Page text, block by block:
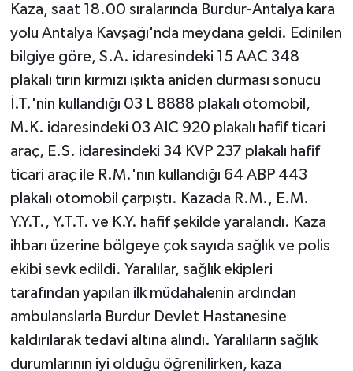
Kaza, saat 18.00 sıralarında Burdur-Antalya kara
yolu Antalya Kavşağı'nda meydana geldi. Edinilen
bilgiye göre, S.A. idaresindeki 15 AAC 348
plakalı tırın kırmızı ışıkta aniden durması sonucu
İ.T.'nin kullandığı 03 L 8888 plakalı otomobil,
M.K. idaresindeki 03 AIC 920 plakalı hafif ticari
araç, E.S. idaresindeki 34 KVP 237 plakalı hafif
ticari araç ile R.M.'nın kullandığı 64 ABP 443
plakalı otomobil çarpıştı. Kazada R.M., E.M.
Y.Y.T., Y.T.T. ve K.Y. hafif şekilde yaralandı. Kaza
ihbarı üzerine bölgeye çok sayıda sağlık ve polis
ekibi sevk edildi. Yaralılar, sağlık ekipleri
tarafından yapılan ilk müdahalenin ardından
ambulanslarla Burdur Devlet Hastanesine
kaldırılarak tedavi altına alındı. Yaralıların sağlık
durumlarının iyi olduğu öğrenilirken, kaza